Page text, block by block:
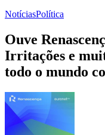
NotíciasPolítica
Ouve
Irritações e
todo o mundo